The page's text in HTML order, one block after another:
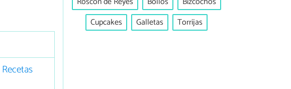
Recetas
Cupcakes
Galletas Torrijas